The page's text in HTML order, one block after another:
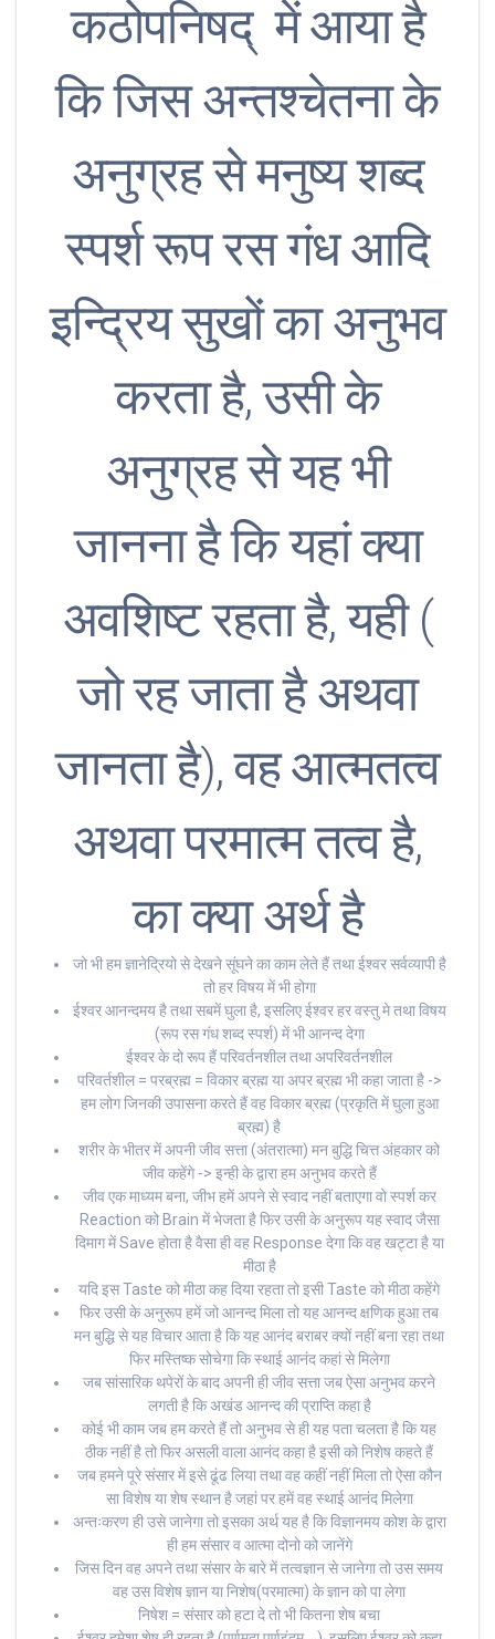
कठोपनिषद् में आया है
कि जिस अन्तश्चेतना के
अनुग्रह से मनुष्य शब्द
स्पर्श रूप रस गंध आदि
इन्द्रिय सुखों का अनुभव
करता है, उसी के
अनुग्रह से यह भी
जानना है कि यहां क्या
अवशिष्ट रहता है, यही (
जो रह जाता है अथवा
जानता है), वह आत्मतत्व
अथवा परमात्म तत्व है,
का क्या अर्थ है
जो भी हम ज्ञानेद्रियो से देखने सूंघने का काम लेते हैं तथा ईश्वर सर्वव्यापी है
तो हर विषय में भी होगा
ईश्वर आनन्दमय है तथा सबमें घुला है, इसलिए ईश्वर हर वस्तु मे तथा विषय
(रूप रस गंध शब्द स्पर्श) में भी आनन्द देगा
ईश्वर के दो रूप हैं परिवर्तनशील तथा अपरिवर्तनशील
परिवर्तशील = परब्रह्म = विकार ब्रह्म या अपर ब्रह्म भी कहा जाता है ->
हम लोग जिनकी उपासना करते हैं वह विकार ब्रह्म (प्रकृति में घुला हुआ
ब्रह्म) है
शरीर के भीतर में अपनी जीव सत्ता (अंतरात्मा) मन बुद्धि चित्त अंहकार को
जीव कहेंगे -> इन्ही के द्वारा हम अनुभव करते हैं
जीव एक माध्यम बना, जीभ हमें अपने से स्वाद नहीं बताएगा वो स्पर्श कर
Reaction को Brain में भेजता है फिर उसी के अनुरूप यह स्वाद जैसा
दिमाग में Save होता है वैसा ही वह Response देगा कि वह खट्टा है या
मीठा है
यदि इस Taste को मीठा कह दिया रहता तो इसी Taste को मीठा कहेंगे
फिर उसी के अनुरूप हमें जो आनन्द मिला तो यह आनन्द क्षणिक हुआ तब
मन बुद्धि से यह विचार आता है कि यह आनंद बराबर क्यों नहीं बना रहा तथा
फिर मस्तिष्क सोचेगा कि स्थाई आनंद कहां से मिलेगा
जब सांसारिक थपेरों के बाद अपनी ही जीव सत्ता जब ऐसा अनुभव करने
लगती है कि अखंड आनन्द की प्राप्ति कहा है
कोई भी काम जब हम करते हैं तो अनुभव से ही यह पता चलता है कि यह
ठीक नहीं है तो फिर असली वाला आनंद कहा है इसी को निशेष कहते हैं
जब हमने पूरे संसार में इसे ढूंढ लिया तथा वह कहीं नहीं मिला तो ऐसा कौन
सा विशेष या शेष स्थान है जहां पर हमें वह स्थाई आनंद मिलेगा
अन्तःकरण ही उसे जानेगा तो इसका अर्थ यह है कि विज्ञानमय कोश के द्वारा
ही हम संसार व आत्मा दोनो को जानेंगे
जिस दिन वह अपने तथा संसार के बारे में तत्वज्ञान से जानेगा तो उस समय
वह उस विशेष ज्ञान या निशेष(परमात्मा) के ज्ञान को पा लेगा
निषेश = संसार को हटा दे तो भी कितना शेष बचा